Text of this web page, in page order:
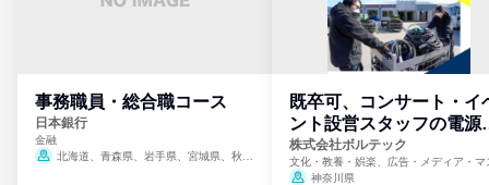
事務職員・総合職コース
日本銀行
金融
北海道、青森県、岩手県、宮城県、秋田
既卒可、コンサート・イ
ント設営スタッフの電源
門
株式会社ボルテック
文化・教養・娯楽、広告・メディア・マ
ミ、電力・ガス・水道・エネルギー
神奈川県